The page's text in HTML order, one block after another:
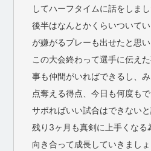
してハーフタイムに話をしまし
後半はなんとかくらいついて
が嫌がるプレーも出せたと思い
この大会終わって選手に伝え
事も仲間がいればできるし、
点奪える得点、今日も何度も
サボればいい試合はできないと
残り3ヶ月も真剣に上手くなる
向き合って成長していきましょ